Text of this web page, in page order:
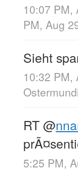
10:07 PM,
PM, Aug
Sieht
10:32 PM,
RT@
5:25 PM,